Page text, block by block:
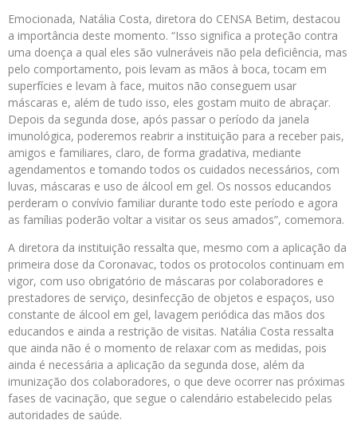
Emocionada, Natália Costa, diretora do CENSA Betim, destacou
a importância deste momento. “Isso significa a proteção contra
uma doença a qual eles são vulneráveis não pela deficiência, mas
pelo comportamento, pois levam as mãos à boca, tocam em
superfícies e levam à face, muitos não conseguem usar
máscaras e, além de tudo isso, eles gostam muito de abraçar.
Depois da segunda dose, após passar o período da janela
imunológica, poderemos reabrir a instituição para a receber pais,
amigos e familiares, claro, de forma gradativa, mediante
agendamentos e tomando todos os cuidados necessários, com
luvas, máscaras e uso de álcool em gel. Os nossos educandos
perderam o convívio familiar durante todo este período e agora
as famílias poderão voltar a visitar os seus amados”, comemora.
A diretora da instituição ressalta que, mesmo com a aplicação da
primeira dose da Coronavac, todos os protocolos continuam em
vigor, com uso obrigatório de máscaras por colaboradores e
prestadores de serviço, desinfecção de objetos e espaços, uso
constante de álcool em gel, lavagem periódica das mãos dos
educandos e ainda a restrição de visitas. Natália Costa ressalta
que ainda não é o momento de relaxar com as medidas, pois
ainda é necessária a aplicação da segunda dose, além da
imunização dos colaboradores, o que deve ocorrer nas próximas
fases de vacinação, que segue o calendário estabelecido pelas
autoridades de saúde.